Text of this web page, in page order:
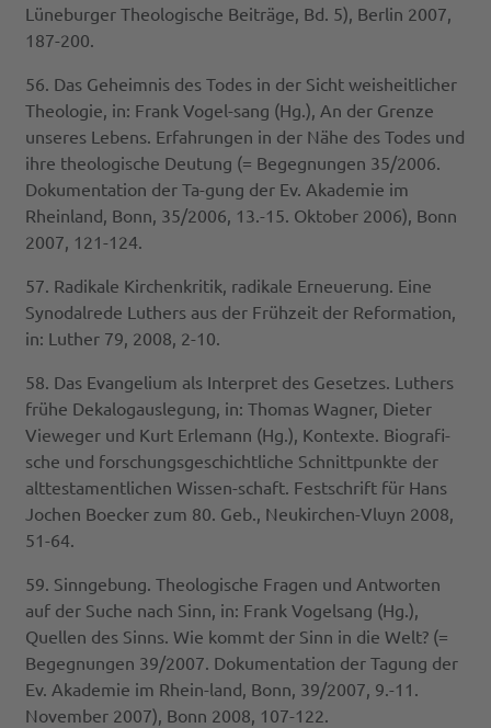
Lüneburger Theologische Beiträge, Bd. 5), Berlin 2007,
187-200.
56. Das Geheimnis des Todes in der Sicht weisheitlicher
Theologie, in: Frank Vogel-sang (Hg.), An der Grenze
unseres Lebens. Erfahrungen in der Nähe des Todes und
ihre theologische Deutung (= Begegnungen 35/2006.
Dokumentation der Ta-gung der Ev. Akademie im
Rheinland, Bonn, 35/2006, 13.-15. Oktober 2006), Bonn
2007, 121-124.
57. Radikale Kirchenkritik, radikale Erneuerung. Eine
Synodalrede Luthers aus der Frühzeit der Reformation,
in: Luther 79, 2008, 2-10.
58. Das Evangelium als Interpret des Gesetzes. Luthers
frühe Dekalogauslegung, in: Thomas Wagner, Dieter
Vieweger und Kurt Erlemann (Hg.), Kontexte. Biografi-
sche und forschungsgeschichtliche Schnittpunkte der
alttestamentlichen Wissen-schaft. Festschrift für Hans
Jochen Boecker zum 80. Geb., Neukirchen-Vluyn 2008,
51-64.
59. Sinngebung. Theologische Fragen und Antworten
auf der Suche nach Sinn, in: Frank Vogelsang (Hg.),
Quellen des Sinns. Wie kommt der Sinn in die Welt? (=
Begegnungen 39/2007. Dokumentation der Tagung der
Ev. Akademie im Rhein-land, Bonn, 39/2007, 9.-11.
November 2007), Bonn 2008, 107-122.